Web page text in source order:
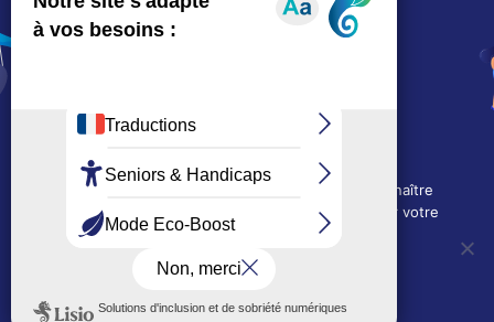
Hôtel de ville
15, rue Charles-Duflos
Depuis le 28/01/2026 :
90, rue de l'Abbé Jean-Glatz
01 71 11 45 45
Mairie de quartier Les Bruyères
2, allée Marc-Birkigt
01 56 83 75 10
Voir les horaires
LES AUTRES SITES DE LA VILLE
Nous utilisons des cookies techniques pour connaître
l'évolution de l'audience du site et pour améliorer votre
expérience.
OUI, j'accepte
Politique de confidentialité